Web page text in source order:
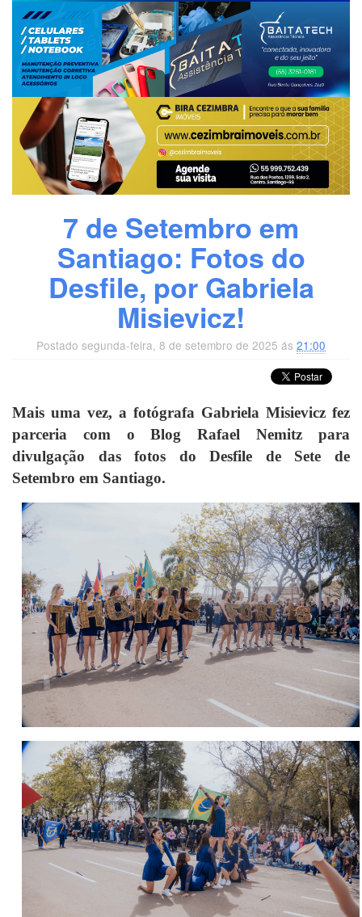
7 de Setembro em
Santiago: Fotos do
Desfile, por Gabriela
Misievicz!
Postado segunda-feira, 8 de setembro de 2025 ás 21:00
Mais uma vez, a fotógrafa Gabriela Misievicz fez
parceria com o Blog Rafael Nemitz para
divulgação das fotos do Desfile de Sete de
Setembro em Santiago.